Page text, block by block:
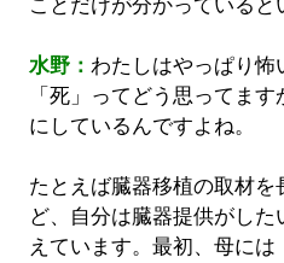
ことだけが分かっていると
水野： わたしはやっぱり怖
「死」ってどう思ってま
にしているんですよね。
たとえば臓器移植の取材
ど、自分は臓器提供がし
えています。最初、母に